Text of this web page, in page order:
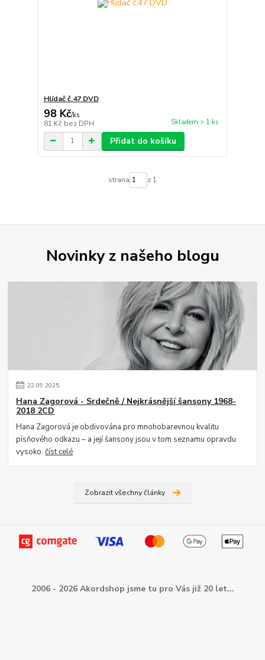
Hlídač č.47 DVD
98 Kč/ks
81 Kč bez DPH Skladem > 1 ks
Přidat do košíku
strana z 1
Novinky z našeho blogu
22.09.2025
Hana Zagorová - Srdečně / Nejkrásnější šansony 1968-
2018 2CD
Hana Zagorová je obdivována pro mnohobarevnou kvalitu
písňového odkazu – a její šansony jsou v tom seznamu opravdu
vysoko.číst celé
Zobrazit všechny články
2006 - 2026 Akordshop jsme tu pro Vás již 20 let...